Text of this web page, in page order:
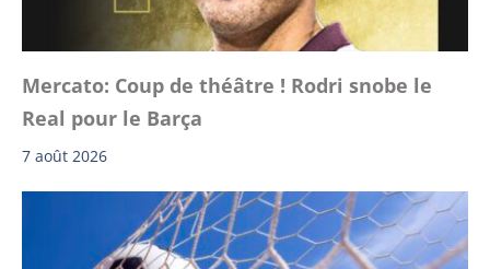
Mercato: Coup de théâtre ! Rodri snobe le
Real pour le Barça
7 août 2026